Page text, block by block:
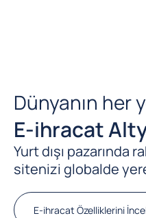
Dünyanın her
E-ihracat
Yurt dışı pazarında
sitenizi globalde
E-ihracat Özelliklerini